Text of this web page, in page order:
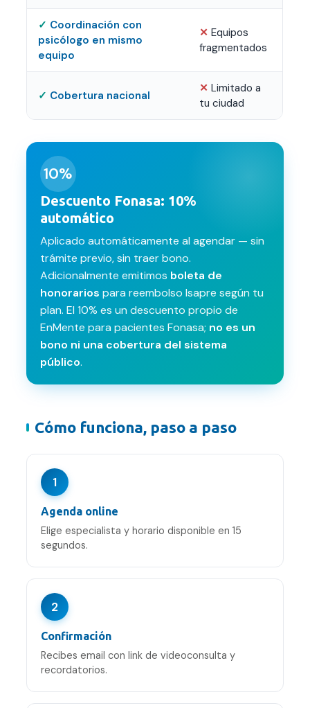
Coordinación con
psicólogo en mismo
equipo
Equipos
fragmentados
Cobertura nacional
Limitado a
tu ciudad
10%
Descuento Fonasa: 10%
automático
Aplicado automáticamente al agendar — sin
trámite previo, sin traer bono.
Adicionalmente emitimos boleta de
honorarios para reembolso Isapre según tu
plan. El 10% es un descuento propio de
EnMente para pacientes Fonasa; no es un
bono ni una cobertura del sistema
público.
Cómo funciona, paso a paso
1
Agenda online
Elige especialista y horario disponible en 15
segundos.
2
Confirmación
Recibes email con link de videoconsulta y
recordatorios.